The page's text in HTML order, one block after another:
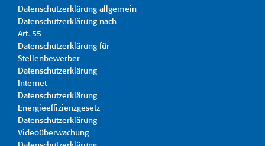
Datenschutzerklärung allgemein
Datenschutzerklärung nach
Art. 55
Datenschutzerklärung für
Stellenbewerber
Datenschutzerklärung
Internet
Datenschutzerklärung
Energieeffizienzgesetz
Datenschutzerklärung
Videoüberwachung